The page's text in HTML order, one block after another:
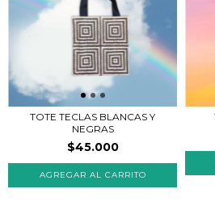
TOTE TECLAS BLANCAS Y
NEGRAS
$45.000